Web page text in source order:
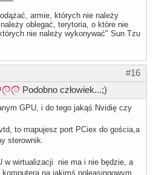
armie, których nie należy
oblegać, terytoria, o które nie
nie należy wykonywać" Sun Tzu
#16
Podobno człowiek...;)
GPU, i do tego jakąś Nvidię czy
to mapujesz port PCiex do gościa,a
sterownik.
w wirtualizacji nie ma i nie będzie, a
na jakimś poleasingowym